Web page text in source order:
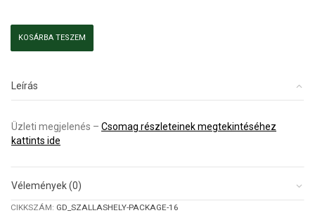
Szálláshelyek
mennyiség
KOSÁRBA TESZEM
Leírás
Üzleti megjelenés – Csomag részleteinek megtekintéséhez
kattints ide
Vélemények (0)
CIKKSZÁM: GD_SZALLASHELY-PACKAGE-16